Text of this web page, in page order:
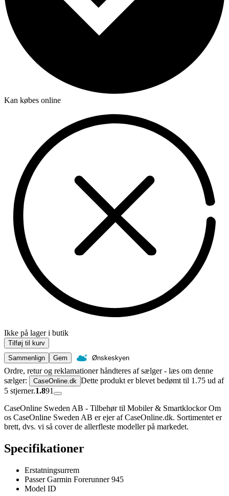
Kan købes online
Ikke på lager i butik
Tilføj til kurv
Sammenlign
Gem Ønskeskyen
Ordre, retur og reklamationer håndteres af sælger - læs om denne
sælger:
CaseOnline.dk Dette produkt er blevet bedømt til 1.75 ud af
5 stjerner.1.891
CaseOnline Sweden AB - Tilbehør til Mobiler & Smartklockor Om
os CaseOnline Sweden AB er ejer af CaseOnline.dk. Sortimentet er
brett, dvs. vi så cover de allerfleste modeller på markedet.
Specifikationer
Erstatningsurrem
Passer Garmin Forerunner 945
Model ID